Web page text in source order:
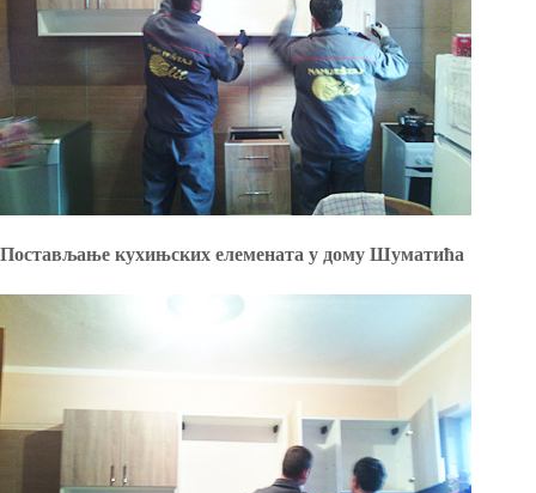
Постављање кухињских елемената у дому Шуматића